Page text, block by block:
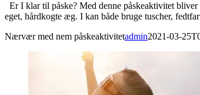
Er I klar til påske? Med denne påskeaktivitet
eget, hårdkogte æg. I kan både bruge tuscher,
Nærvær med nem påskeaktivitetadmin2021-03-